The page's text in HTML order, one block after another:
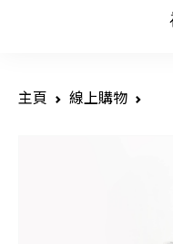
主頁 線上購物